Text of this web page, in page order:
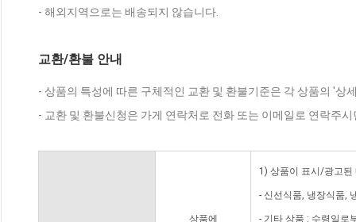
- 해외지역으로는 배송되지 않습니다.
교환/환불 안내
- 상품의 특성에 따른 구체적인 교환 및 환불기준은 각 상품의 '상
- 교환 및 환불신청은 가게 연락처로 전화 또는 이메일로 연락주
상품에
1) 상품이 표시/광고된
- 신선식품, 냉장식품,
- 기타 상품 : 수령일로